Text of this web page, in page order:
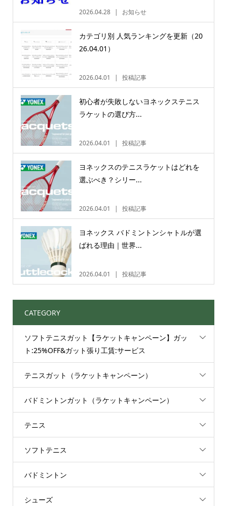
2026.04.28 お知らせ
カテゴリ別 人気ランキングを更新（20
26.04.01）
2026.04.01 投稿記事
初心者が失敗しないヨネックステニス
ラケットの選び方...
2026.04.01 投稿記事
ヨネックスのテニスラケットはどれを
選ぶべき？シリー...
2026.04.01 投稿記事
ヨネックス バドミントンシャトルが選
ばれる理由｜世界...
2026.04.01 投稿記事
CATEGORY
ソフトテニスガット【ラケットキャンペーン】ガッ
ト:25%OFF&ガット張り工賃:サービス
テニスガット（ラケットキャンペーン）
バドミントンガット（ラケットキャンペーン）
テニス
ソフトテニス
バドミントン
シューズ